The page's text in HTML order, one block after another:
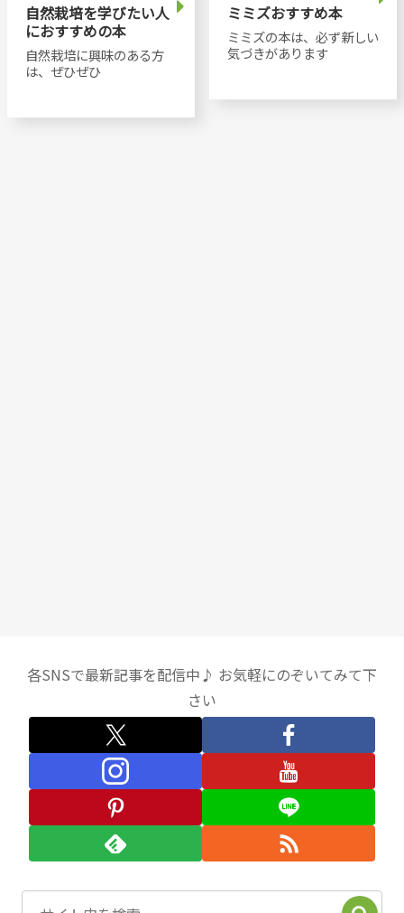
自然栽培を学びたい人
におすすめの本
自然栽培に興味のある方
は、ぜひぜひ
ミミズおすすめ本
ミミズの本は、必ず新しい
気づきがあります
各SNSで最新記事を配信中♪ お気軽にのぞいてみて下
さい